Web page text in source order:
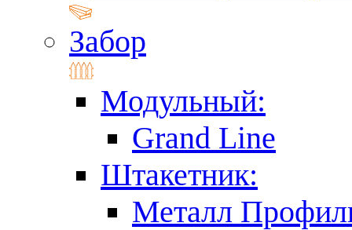
Забор
Модульный:
Grand Line
Штакетник:
Металл